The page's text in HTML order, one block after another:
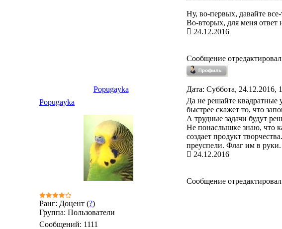
Ну, во-первых, давайте
Во-вторых, для меня ответ
24.12.2016
Сообщение отредактировал
Popugayka Дата: Суббота, 24.12.2016,
Popugayka
Ранг: Доцент (?)
Группа: Пользователи
Сообщений: 1111
Да не решайте квадратные
быстрее скажет то, что
А трудные задачи будут
Не понаслышке знаю, что
создает продукт
преуспели. Флаг им в
24.12.2016
Сообщение отредактировал